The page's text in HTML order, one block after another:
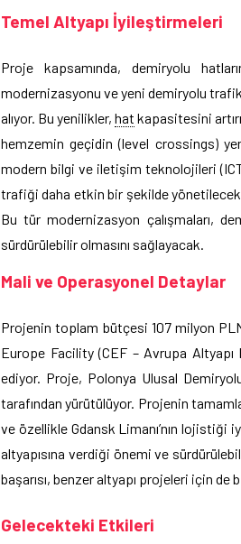
Temel Altyapı İyileştirmeleri
Proje kapsamında, demiryolu
modernizasyonu ve yeni demiryolu
alıyor. Bu yenilikler,hat kapasitesini
hemzemin geçidin (level crossings)
modern bilgi ve iletişim teknolojileri
trafiği daha etkin bir şekilde yönetilecek
Bu tür modernizasyon çalışmaları,
sürdürülebilir olmasını sağlayacak.
Mali ve Operasyonel Detaylar
Projenin toplam bütçesi 107 milyon
Europe Facility (CEF – Avrupa Altyapı
ediyor. Proje, Polonya Ulusal
tarafından yürütülüyor. Projenin
ve özellikle Gdansk Limanı’nın
altyapısına verdiği önemi ve
başarısı, benzer altyapı projeleri için
Gelecekteki Etkileri